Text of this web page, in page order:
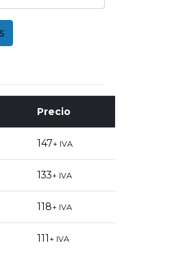
Precio
147+ IVA
133+ IVA
118+ IVA
111 + IVA